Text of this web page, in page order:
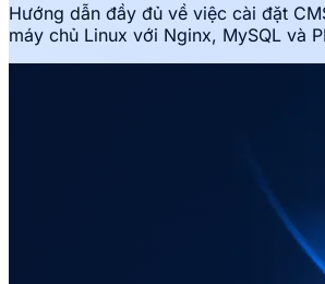
Hướng dẫn đầy đủ về việc cài đặt
máy chủ Linux với Nginx, MySQL và